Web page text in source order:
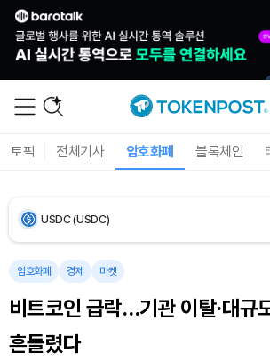
토픽 전체기사 암호화폐 블록체인
Bitcoin (BTC)
USDC (USDC)
XRP (XRP)
Solana (SOL)
TRON (TRX)
암호화폐 경제 마켓
비트코인 급락…기관 이탈·대규
흔들렸다